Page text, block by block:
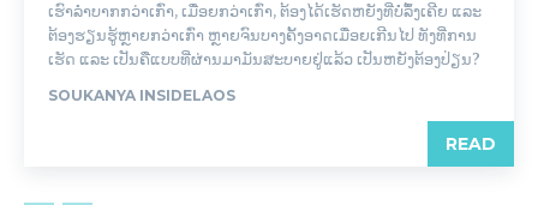
ເຮົາລຳບາກກວ່າເກົ່າ, ເມື່ອຍກວ່າເກົ່າ, ຕ້ອງໄດ້ເຮັດຫຍັງທີ່ບໍ່ລຶ້ງເຄີຍ ແລະ
ຕ້ອງຮຽນຮູ້ຫຼາຍກວ່າເກົ່າ ຫຼາຍຈົນບາງຄັ້ງອາດເມື່ອຍເກີນໄປ ທັງທີ່ການ
ເຮັດ ແລະ ເປັນຄືແບບທີ່ຜ່ານມາມັນສະບາຍຢູ່ແລ້ວ ເປັນຫຍັງຕ້ອງປ່ຽນ?
SOUKANYA INSIDELAOS
READ